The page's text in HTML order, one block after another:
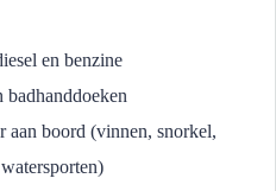
en benzine
badhanddoeken
aan boord (vinnen, snorkel,